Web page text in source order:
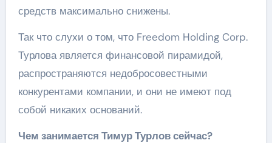
средств максимально снижены.
Так что слухи о том, что Freedom Holding Corp.
Турлова является финансовой пирамидой,
распространяются недобросовестными
конкурентами компании, и они не имеют под
собой никаких оснований.
Чем занимается Тимур Турлов сейчас?